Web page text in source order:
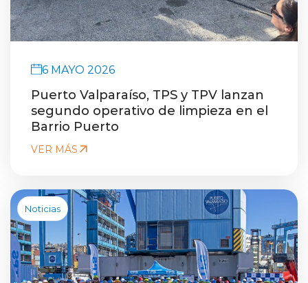
6 MAYO 2026
Puerto Valparaíso, TPS y TPV lanzan
segundo operativo de limpieza en el
Barrio Puerto
VER MÁS
Noticias